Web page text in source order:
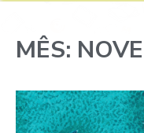
SkipMÊS: